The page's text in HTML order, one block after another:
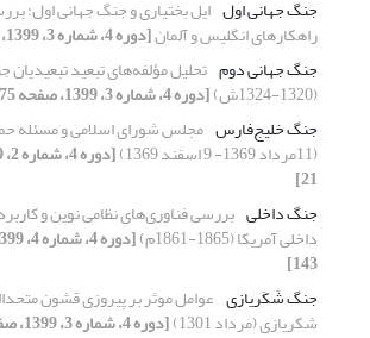
جنگ جهانی اول ایل بختیاری و جنگ جهانی اول:
راهکارهای انگلیس و آلمان[دوره 4، شماره 3، 1399، صفحه 25-53]
جنگ جهانی دوم تحلیل مؤلفه‌های تبعید
(1320-1324ش)
[دوره 4، شماره 3، 1399، صفحه 75-100]
جنگ خلیج‌فارس مجلس شورای اسلامی و مسئله
(11مرداد 1369- 9 اسفند 1369)
21]
جنگ داخلی بررسی فناوری‌های نظامی نوین و
داخلی آمریکا (1865-1861م)
143]
جنگ شَکَریازی عوامل موثر بر پیروزی قشون
شکریازی (مرداد 1301)
[دوره 4، شماره 3، 1399، صفحه 55-73]